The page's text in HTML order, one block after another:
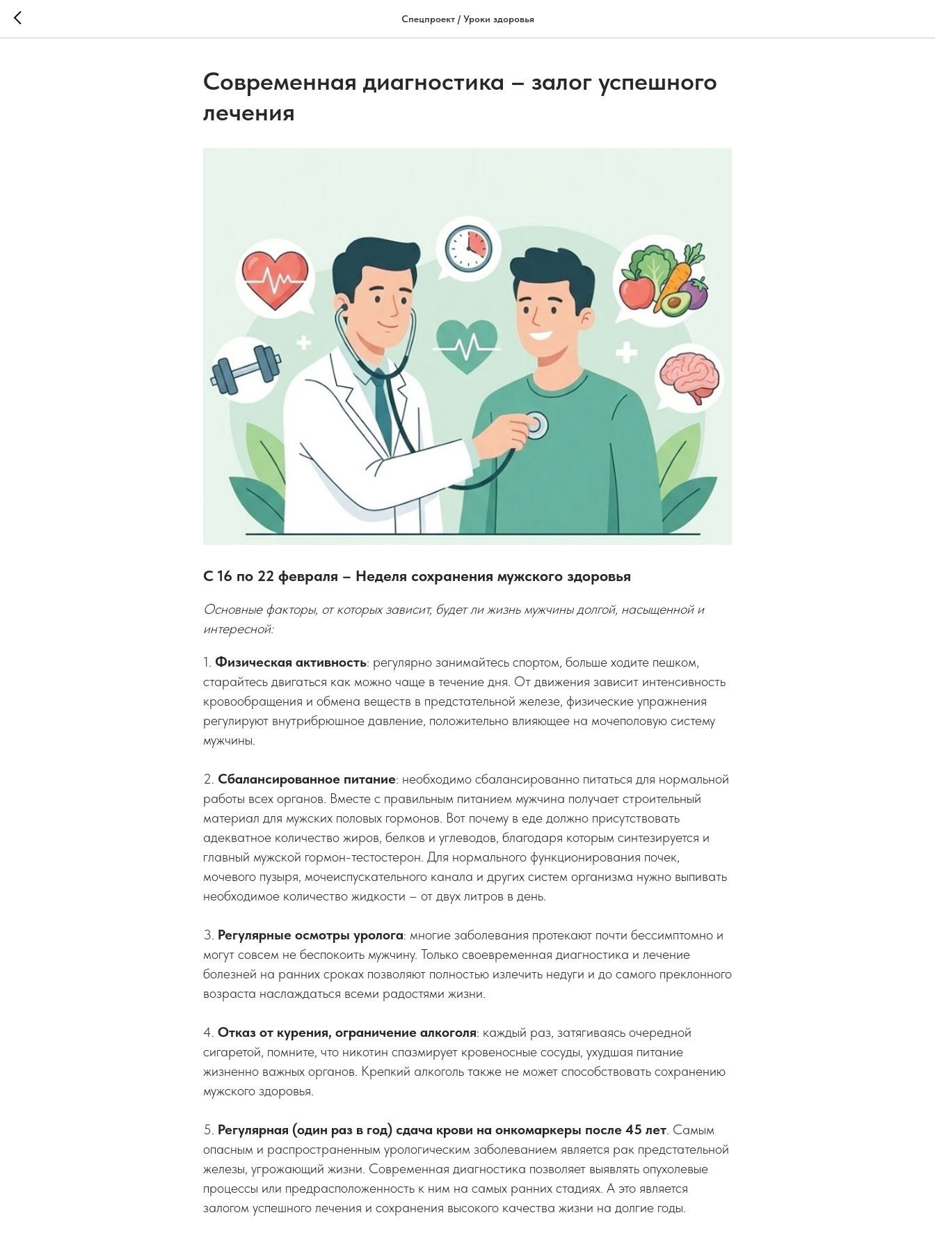
Спецпроект / Уроки здоровья
Современная диагностика – залог успешного
лечения
С 16 по 22 февраля – Неделя сохранения мужского здоровья
Основные факторы, от которых зависит, будет ли жизнь мужчины долгой, насыщенной и
интересной:
1. Физическая активность: регулярно занимайтесь спортом, больше ходите пешком,
старайтесь двигаться как можно чаще в течение дня. От движения зависит интенсивность
кровообращения и обмена веществ в предстательной железе, физические упражнения
регулируют внутрибрюшное давление, положительно влияющее на мочеполовую систему
мужчины.
2. Сбалансированное питание: необходимо сбалансированно питаться для нормальной
работы всех органов. Вместе с правильным питанием мужчина получает строительный
материал для мужских половых гормонов. Вот почему в еде должно присутствовать
адекватное количество жиров, белков и углеводов, благодаря которым синтезируется и
главный мужской гормон-тестостерон. Для нормального функционирования почек,
мочевого пузыря, мочеиспускательного канала и других систем организма нужно выпивать
необходимое количество жидкости – от двух литров в день.
3. Регулярные осмотры уролога: многие заболевания протекают почти бессимптомно и
могут совсем не беспокоить мужчину. Только своевременная диагностика и лечение
болезней на ранних сроках позволяют полностью излечить недуги и до самого преклонного
возраста наслаждаться всеми радостями жизни.
4. Отказ от курения, ограничение алкоголя: каждый раз, затягиваясь очередной
сигаретой, помните, что никотин спазмирует кровеносные сосуды, ухудшая питание
жизненно важных органов. Крепкий алкоголь также не может способствовать сохранению
мужского здоровья.
5. Регулярная (один раз в год) сдача крови на онкомаркеры после 45 лет. Самым
опасным и распространенным урологическим заболеванием является рак предстательной
железы, угрожающий жизни. Современная диагностика позволяет выявлять опухолевые
процессы или предрасположенность к ним на самых ранних стадиях. А это является
залогом успешного лечения и сохранения высокого качества жизни на долгие годы.